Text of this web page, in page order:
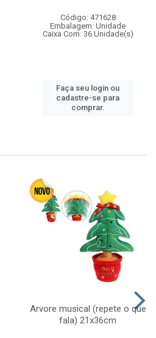
Código: 471628
Embalagem: Unidade
Caixa Com: 36 Unidade(s)
Faça seu login ou
cadastre-se para
comprar.
Arvore musical (repete o que
fala) 21x36cm